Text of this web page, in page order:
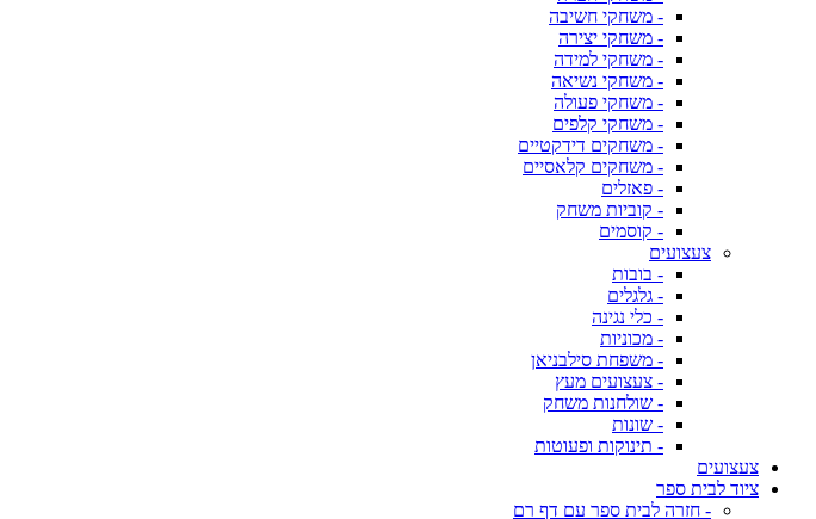
- משחקי חשיבה
- משחקי יצירה
- משחקי למידה
- משחקי נשיאה
- משחקי פעולה
- משחקי קלפים
- משחקים דידקטיים
- משחקים קלאסיים
- פאזלים
- קוביות משחק
- קוסמים
צעצועים
- בובות
- גלגלים
- כלי נגינה
- מכוניות
- משפחת סילבניאן
- צעצועים מעץ
- שולחנות משחק
- שונות
- תינוקות ופעוטות
צעצועים
ציוד לבית ספר
- חזרה לבית ספר עם דף רם